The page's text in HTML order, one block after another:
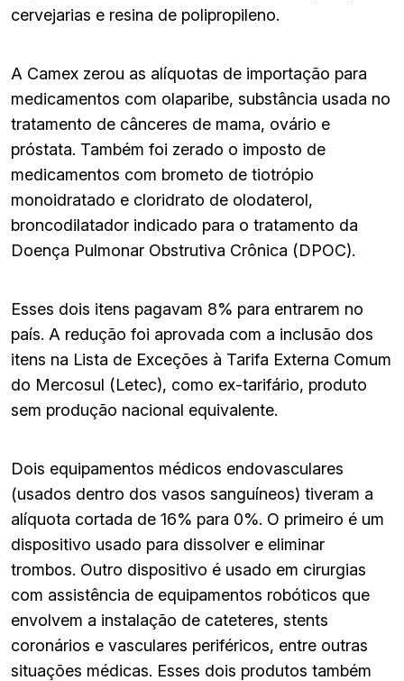
cervejarias e resina de polipropileno.
A Camex zerou as alíquotas de importação para
medicamentos com olaparibe, substância usada no
tratamento de cânceres de mama, ovário e
próstata. Também foi zerado o imposto de
medicamentos com brometo de tiotrópio
monoidratado e cloridrato de olodaterol,
broncodilatador indicado para o tratamento da
Doença Pulmonar Obstrutiva Crônica (DPOC).
Esses dois itens pagavam 8% para entrarem no
país. A redução foi aprovada com a inclusão dos
itens na Lista de Exceções à Tarifa Externa Comum
do Mercosul (Letec), como ex-tarifário, produto
sem produção nacional equivalente.
Dois equipamentos médicos endovasculares
(usados dentro dos vasos sanguíneos) tiveram a
alíquota cortada de 16% para 0%. O primeiro é um
dispositivo usado para dissolver e eliminar
trombos. Outro dispositivo é usado em cirurgias
com assistência de equipamentos robóticos que
envolvem a instalação de cateteres, stents
coronários e vasculares periféricos, entre outras
situações médicas. Esses dois produtos também